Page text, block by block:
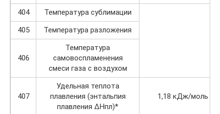
404
Температура сублимации
405
Температура разложения
406
Температура
самовоспламенения
смеси газа с воздухом
407
Удельная теплота
плавления (энтальпия
плавления ΔHпл)*
1,18 кДж/моль